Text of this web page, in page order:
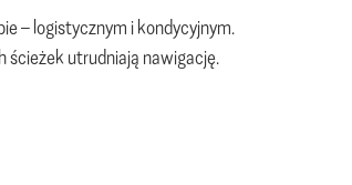
– logistycznym i kondycyjnym.
ścieżek utrudniają nawigację.